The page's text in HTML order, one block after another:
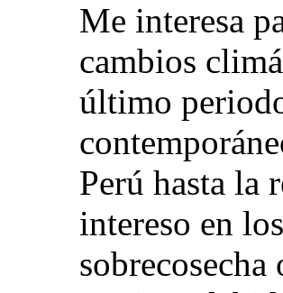
Me interesa
cambios
último
Perú hasta la
intereso en